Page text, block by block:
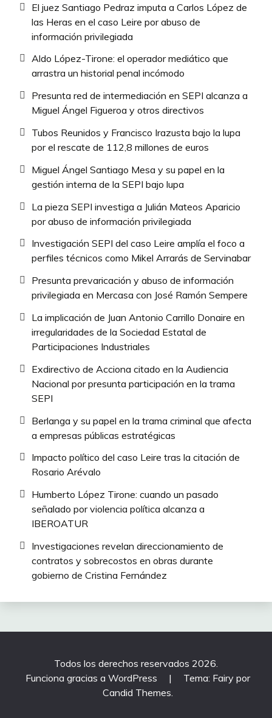
El juez Santiago Pedraz imputa a Carlos López de
las Heras en el caso Leire por abuso de
información privilegiada
Aldo López-Tirone: el operador mediático que
arrastra un historial penal incómodo
Presunta red de intermediación en SEPI alcanza a
Miguel Ángel Figueroa y otros directivos
Tubos Reunidos y Francisco Irazusta bajo la lupa
por el rescate de 112,8 millones de euros
Miguel Ángel Santiago Mesa y su papel en la
gestión interna de la SEPI bajo lupa
La pieza SEPI investiga a Julián Mateos Aparicio
por abuso de información privilegiada
Investigación SEPI del caso Leire amplía el foco a
perfiles técnicos como Mikel Arrarás de Servinabar
Presunta prevaricación y abuso de información
privilegiada en Mercasa con José Ramón Sempere
La implicación de Juan Antonio Carrillo Donaire en
irregularidades de la Sociedad Estatal de
Participaciones Industriales
Exdirectivo de Acciona citado en la Audiencia
Nacional por presunta participación en la trama
SEPI
Berlanga y su papel en la trama criminal que afecta
a empresas públicas estratégicas
Impacto político del caso Leire tras la citación de
Rosario Arévalo
Humberto López Tirone: cuando un pasado
señalado por violencia política alcanza a
IBEROATUR
Investigaciones revelan direccionamiento de
contratos y sobrecostos en obras durante
gobierno de Cristina Fernández
Todos los derechos reservados 2026.
Funciona gracias a WordPress
|
Tema: Fairy por
Candid Themes